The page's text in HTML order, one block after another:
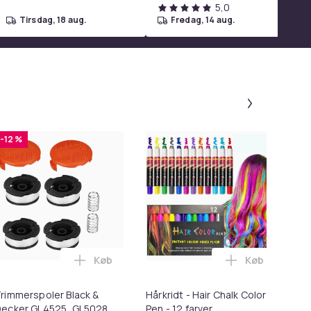
tirsdag, 18 aug.
5,0
fredag, 14 aug.
hvid 80 x 58 cm i kurven
A4 mesh tasker - 24 stk i kurven
-12 %
Black &
Læg Trimmerspoler Black & Decker
Køb
Hårkridt - Hair Chalk Color
Læg Hårkridt
Køb